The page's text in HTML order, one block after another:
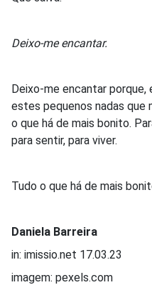
Deixo-me encantar.
Deixo-me encantar porque,
estes pequenos nadas que
o que há de mais bonito.
para sentir, para viver.
Tudo o que há de mais
Daniela Barreira
in: imissio.net 17.03.23
imagem: pexels.com